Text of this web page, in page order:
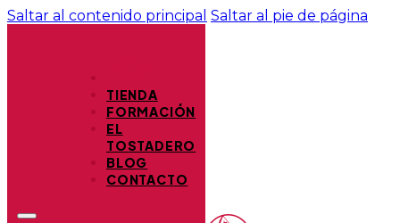
Saltar al contenido principal Saltar al pie de página
TIENDA
FORMACIÓN
EL
TOSTADERO
BLOG
CONTACTO